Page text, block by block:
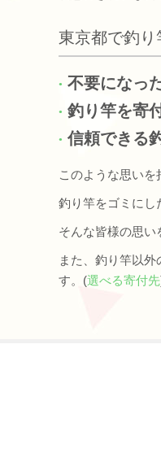
東京都で釣
不要になっ
釣り竿を寄
信頼できる
このような思いを
釣り竿をゴミにし
そんな皆様の思い
また、釣り竿以
す。(選べる寄付先